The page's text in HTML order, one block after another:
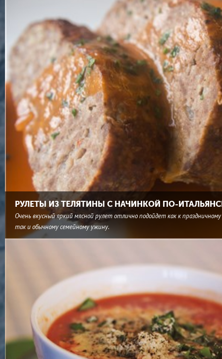
РУЛЕТЫ ИЗ ТЕЛЯТИНЫ С НАЧИНКОЙ ПО-
Очень вкусный яркий мясной рулет отлично подойдет как к
так и обычному семейному ужину.